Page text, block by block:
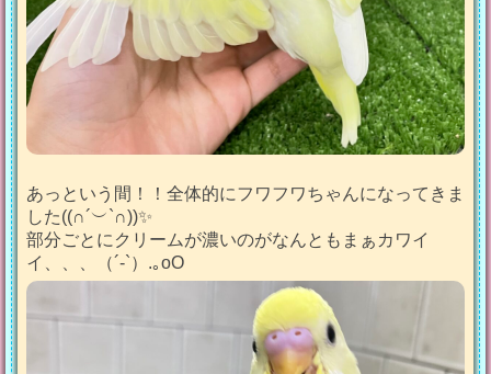
あっという間！！全体的にフワフワちゃんになってきま
した((∩´︶`∩))✨
部分ごとにクリームが濃いのがなんともまぁカワイ
イ、、、（´-`）.｡oO